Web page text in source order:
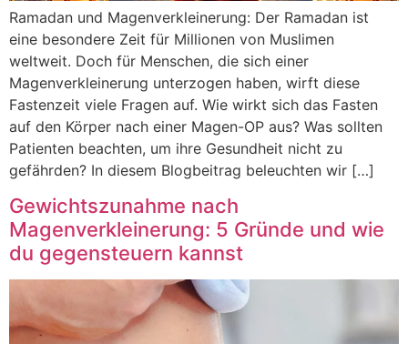
Ramadan und Magenverkleinerung: Der Ramadan ist
eine besondere Zeit für Millionen von Muslimen
weltweit. Doch für Menschen, die sich einer
Magenverkleinerung unterzogen haben, wirft diese
Fastenzeit viele Fragen auf. Wie wirkt sich das Fasten
auf den Körper nach einer Magen-OP aus? Was sollten
Patienten beachten, um ihre Gesundheit nicht zu
gefährden? In diesem Blogbeitrag beleuchten wir […]
Gewichtszunahme nach
Magenverkleinerung: 5 Gründe und wie
du gegensteuern kannst